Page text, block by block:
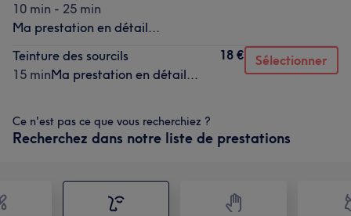
10 min - 25 min
Ma prestation en détail...
Teinture des sourcils
15 minMa prestation en détail...
18 € Sélectionner
Ce n'est pas ce que vous recherchiez ?
Recherchez dans notre liste de prestations